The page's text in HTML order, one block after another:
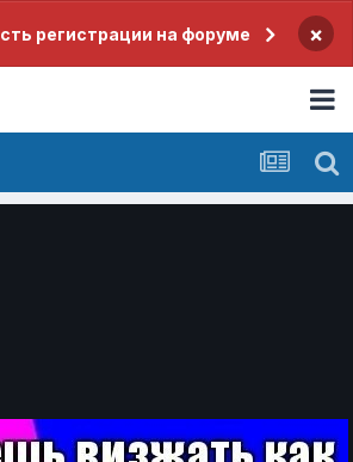
регистрации на форуме ×